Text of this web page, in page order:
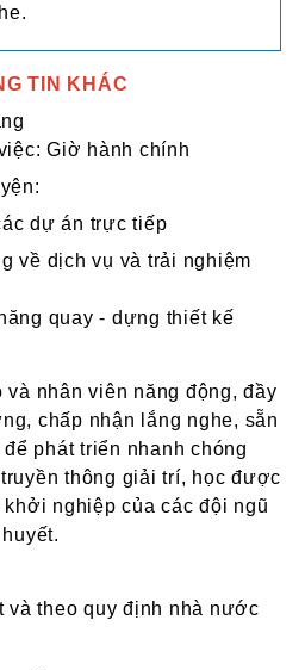
TIN KHÁC
Giờ hành chính
dự án trực tiếp
về dịch vụ và trải nghiệm
quay - dựng thiết kế
nhân viên năng động, đầy
chấp nhận lắng nghe, sẵn
phát triển nhanh chóng
thông giải trí, học được
nghiệp của các đội ngũ
và theo quy định nhà nước